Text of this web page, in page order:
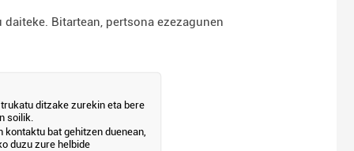
Bitartean, pertsona ezezagunen
ditzake zurekin eta bere
soilik.
bat gehitzen duenean,
duzu zure helbide